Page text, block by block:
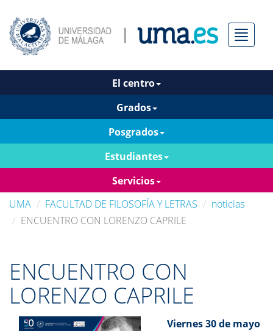
Menú
El centro
Grados
Posgrados
Estudiantes
Servicios
UMA
FACULTAD DE FILOSOFÍA Y LETRAS
noticias
ENCUENTRO CON LORENZO CAPRILE
ENCUENTRO CON
LORENZO CAPRILE
Viernes 30 de mayo